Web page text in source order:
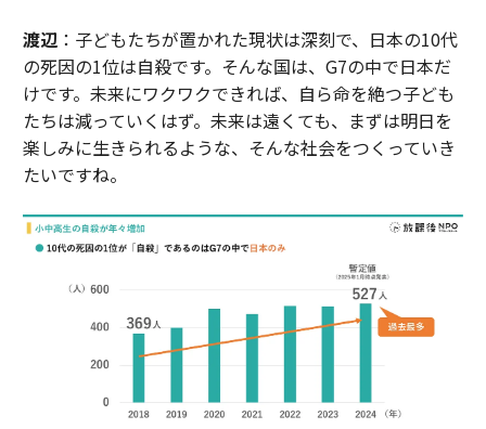
渡辺：子どもたちが置かれた現状は深刻で、日本の10代
の死因の1位は自殺です。そんな国は、G7の中で日本だ
けです。未来にワクワクできれば、自ら命を絶つ子ども
たちは減っていくはず。未来は遠くても、まずは明日を
楽しみに生きられるような、そんな社会をつくっていき
たいですね。